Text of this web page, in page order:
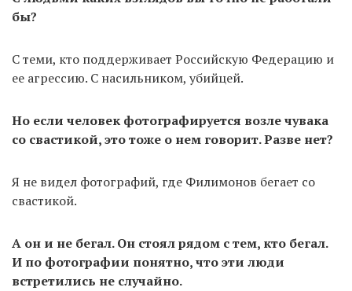
бы?
С теми, кто поддерживает Российскую Федерацию и
ее агрессию. С насильником, убийцей.
Но если человек фотографируется возле чувака
со свастикой, это тоже о нем говорит. Разве нет?
Я не видел фотографий, где Филимонов бегает со
свастикой.
А он и не бегал. Он стоял рядом с тем, кто бегал.
И по фотографии понятно, что эти люди
встретились не случайно.